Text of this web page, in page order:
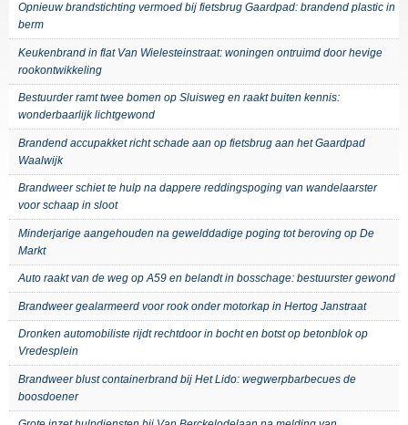
Opnieuw brandstichting vermoed bij fietsbrug Gaardpad: brandend plastic in
berm
Keukenbrand in flat Van Wielesteinstraat: woningen ontruimd door hevige
rookontwikkeling
Bestuurder ramt twee bomen op Sluisweg en raakt buiten kennis:
wonderbaarlijk lichtgewond
Brandend accupakket richt schade aan op fietsbrug aan het Gaardpad
Waalwijk
Brandweer schiet te hulp na dappere reddingspoging van wandelaarster
voor schaap in sloot
Minderjarige aangehouden na gewelddadige poging tot beroving op De
Markt
Auto raakt van de weg op A59 en belandt in bosschage: bestuurster gewond
Brandweer gealarmeerd voor rook onder motorkap in Hertog Janstraat
Dronken automobiliste rijdt rechtdoor in bocht en botst op betonblok op
Vredesplein
Brandweer blust containerbrand bij Het Lido: wegwerpbarbecues de
boosdoener